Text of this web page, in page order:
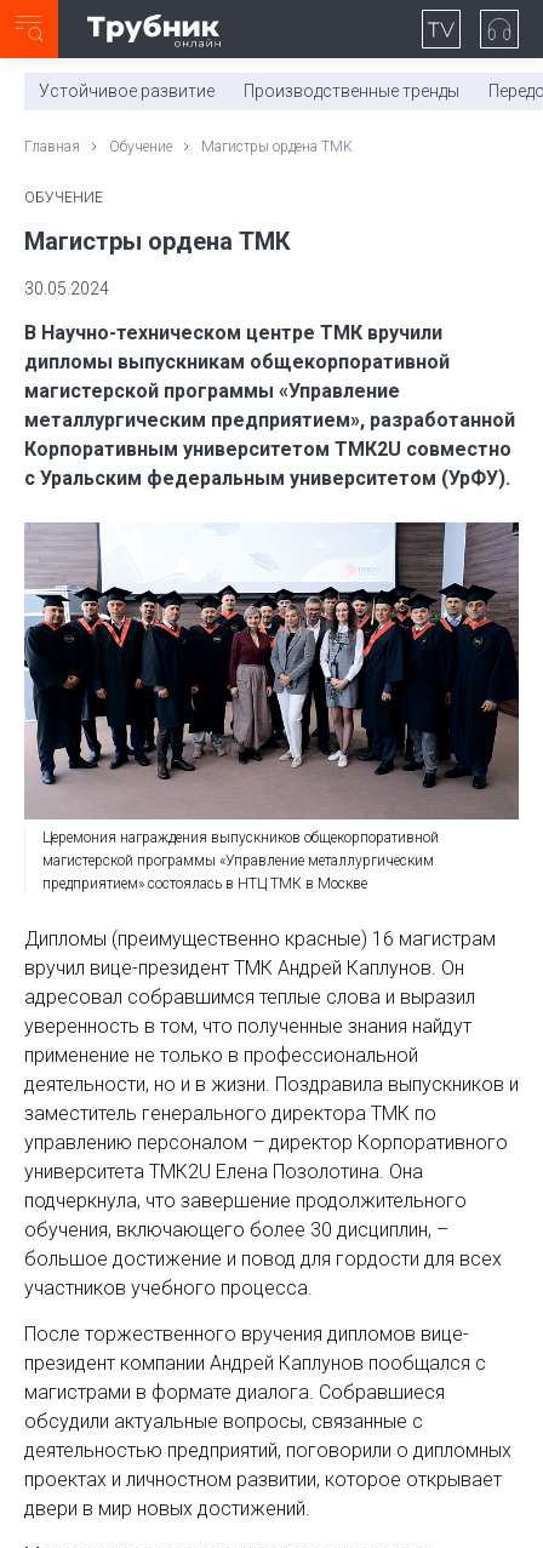
0:00/ 11:03
Устойчивое развитие Производственные тренды
Главная Обучение Магистры ордена ТМК
ОБУЧЕНИЕ
Магистры ордена ТМК
30.05.2024
В Научно-техническом центре ТМК вручили
дипломы выпускникам общекорпоративной
магистерской программы «Управление
металлургическим предприятием», разработанной
Корпоративным университетом ТМК2U совместно
с Уральским федеральным университетом (УрФУ).
Церемония награждения выпускников общекорпоративной
магистерской программы «Управление металлургическим
предприятием» состоялась в НТЦ ТМК в Москве
Дипломы (преимущественно красные) 16 магистрам
вручил вице-президент ТМК Андрей Каплунов. Он
адресовал собравшимся теплые слова и выразил
уверенность в том, что полученные знания найдут
применение не только в профессиональной
деятельности, но и в жизни. Поздравила выпускников и
заместитель генерального директора ТМК по
управлению персоналом – директор Корпоративного
университета ТМК2U Елена Позолотина. Она
подчеркнула, что завершение продолжительного
обучения, включающего более 30 дисциплин, –
большое достижение и повод для гордости для всех
участников учебного процесса.
После торжественного вручения дипломов вице-
президент компании Андрей Каплунов пообщался с
магистрами в формате диалога. Собравшиеся
обсудили актуальные вопросы, связанные с
деятельностью предприятий, поговорили о дипломных
проектах и личностном развитии, которое открывает
двери в мир новых достижений.